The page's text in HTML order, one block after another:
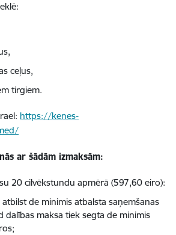
ceļus,
tirgiem.
https://kenes-
ar šādām izmaksām:
20 cilvēkstundu apmērā (597,60 eiro):
de minimis atbalsta saņemšanas
dalības maksa tiek segta de minimis